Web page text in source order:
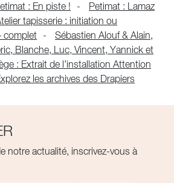
: En piste !
Petimat : Lamaz
tapisserie : initiation ou
complet
Sébastien Alouf & Alain,
Blanche, Luc, Vincent, Yannick et
: Extrait de l’installation Attention
les archives des Drapiers
notre actualité, inscrivez-vous à